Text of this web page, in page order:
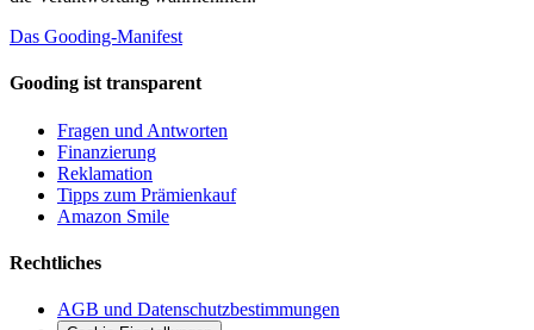
Das Gooding-Manifest
Gooding ist transparent
Fragen und Antworten
Finanzierung
Reklamation
Tipps zum Prämienkauf
Amazon Smile
Rechtliches
AGB und Datenschutzbestimmungen